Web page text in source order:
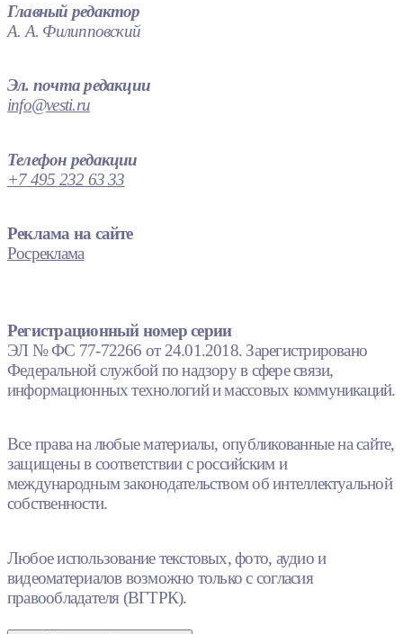
Главный редактор
А. А. Филипповский
Эл. почта редакции
info@vesti.ru
Телефон редакции
+7 495 232 63 33
Реклама на сайте
Росреклама
Регистрационный номер серии
ЭЛ № ФС 77-72266 от 24.01.2018. Зарегистрировано
Федеральной службой по надзору в сфере связи,
информационных технологий и массовых коммуникаций.
Все права на любые материалы, опубликованные на сайте,
защищены в соответствии с российским и
международным законодательством об интеллектуальной
собственности.
Любое использование текстовых, фото, аудио и
видеоматериалов возможно только с согласия
правообладателя (ВГТРК).